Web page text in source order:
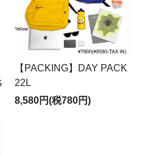
【PACKING】DAY PACK
22L
8,580円(税780円)